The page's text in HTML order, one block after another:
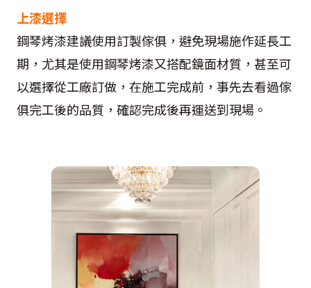
上漆選擇
鋼琴烤漆建議使用訂製傢俱，避免現場施作延長工
期，尤其是使用鋼琴烤漆又搭配鏡面材質，甚至可
以選擇從工廠訂做，在施工完成前，事先去看過傢
俱完工後的品質，確認完成後再運送到現場。